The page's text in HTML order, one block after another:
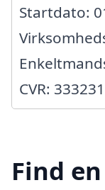
Startdato:
CVR:
Find